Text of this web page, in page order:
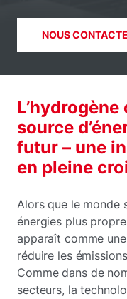
NOUS
L’hydrogène
source
futur – une
en pleine
Alors que le monde
énergies plus
apparaît comme
réduire les
Comme dans de
secteurs, la